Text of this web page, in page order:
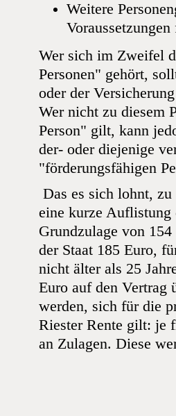
Weitere
Wer sich im Zweifel
Personen" gehört,
oder der
Wer nicht zu diesem
Person" gilt, kann
der- oder diejenige
"förderungsfähigen
Das es sich lohnt,
eine kurze Auflistung
Grundzulage von
der Staat 185 Euro,
nicht älter als 25
Euro auf den Vertrag
werden, sich für die
Riester Rente gilt: je
an Zulagen. Diese